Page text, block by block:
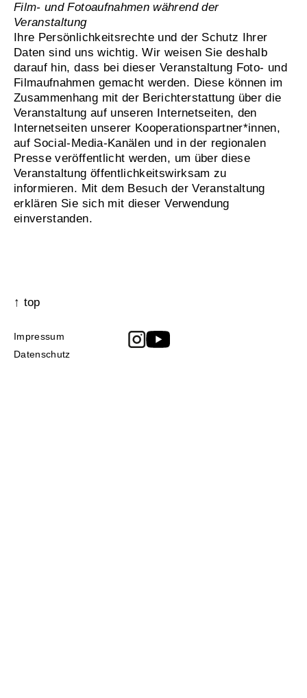
Film- und Fotoaufnahmen während der
Veranstaltung
Ihre Persönlichkeitsrechte und der Schutz Ihrer
Daten sind uns wichtig. Wir weisen Sie deshalb
darauf hin, dass bei dieser Veranstaltung Foto- und
Filmaufnahmen gemacht werden. Diese können im
Zusammenhang mit der Berichterstattung über die
Veranstaltung auf unseren Internetseiten, den
Internetseiten unserer Kooperationspartner*innen,
auf Social-Media-Kanälen und in der regionalen
Presse veröffentlicht werden, um über diese
Veranstaltung öffentlichkeitswirksam zu
informieren. Mit dem Besuch der Veranstaltung
erklären Sie sich mit dieser Verwendung
einverstanden.
↑ top
Impressum
Datenschutz